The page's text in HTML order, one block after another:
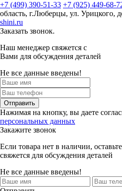
+7 (499) 390-51-33 +7 (925) 449-68-
область, г.Люберцы, ул. Урицкого,
shini.ru
Заказать звонок.
Наш менеджер свяжется с
Вами для обсуждения деталей
Не все данные введены!
Отправить
Нажимая на кнопку, вы даете
персональных данных
Закажите звонок
Если товара нет в наличии,
свяжется для обсуждения деталей
Не все данные введены!